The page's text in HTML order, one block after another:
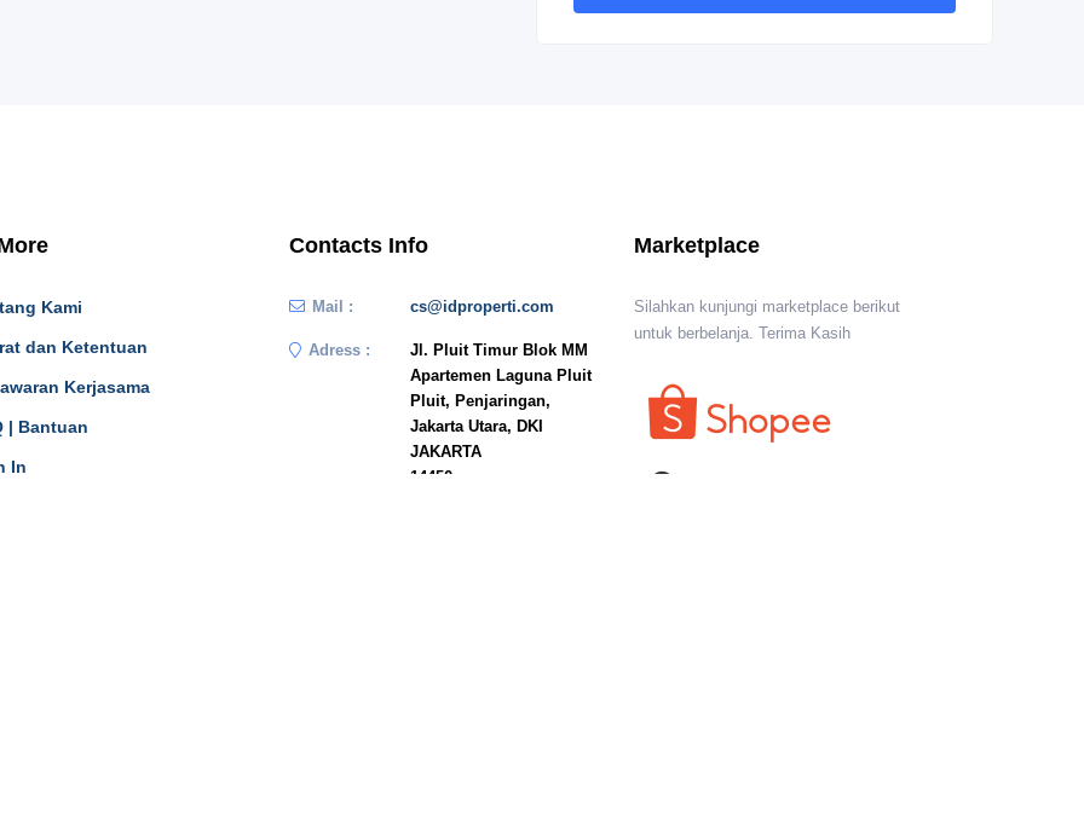
Kami
dan Ketentuan
Kerjasama
| Bantuan
In
Contacts Info
Mail : cs@idproperti.com
Adress :
Jl. Pluit Timur Blok MM
Apartemen Laguna Pluit
Pluit, Penjaringan,
Jakarta Utara, DKI
JAKARTA
14450
Marketplace
Silahkan kunjungi marketplace berikut
untuk berbelanja. Terima Kasih